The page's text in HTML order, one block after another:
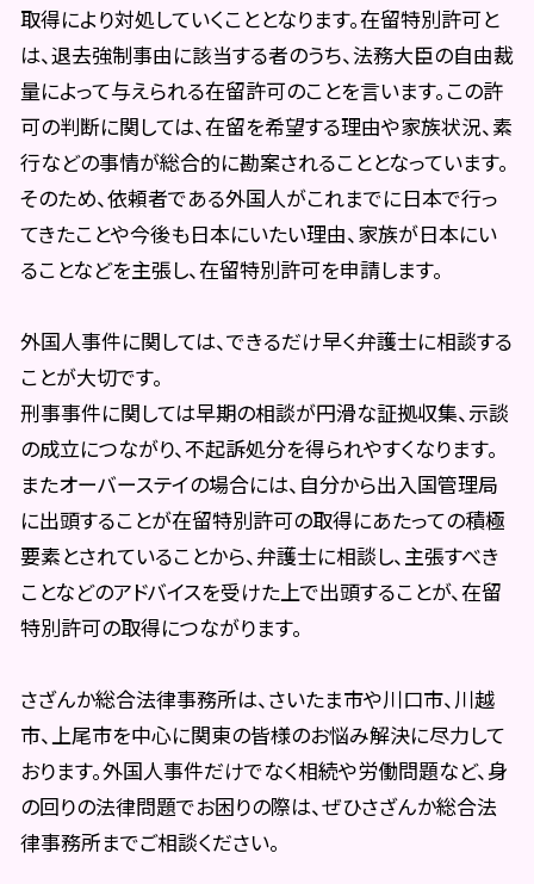
取得により対処していくこととなります。在留特別許可と
は、退去強制事由に該当する者のうち、法務大臣の自由裁
量によって与えられる在留許可のことを言います。この許
可の判断に関しては、在留を希望する理由や家族状況、素
行などの事情が総合的に勘案されることとなっています。
そのため、依頼者である外国人がこれまでに日本で行っ
てきたことや今後も日本にいたい理由、家族が日本にい
ることなどを主張し、在留特別許可を申請します。
外国人事件に関しては、できるだけ早く弁護士に相談する
ことが大切です。
刑事事件に関しては早期の相談が円滑な証拠収集、示談
の成立につながり、不起訴処分を得られやすくなります。
またオーバーステイの場合には、自分から出入国管理局
に出頭することが在留特別許可の取得にあたっての積極
要素とされていることから、弁護士に相談し、主張すべき
ことなどのアドバイスを受けた上で出頭することが、在留
特別許可の取得につながります。
さざんか総合法律事務所は、さいたま市や川口市、川越
市、上尾市を中心に関東の皆様のお悩み解決に尽力して
おります。外国人事件だけでなく相続や労働問題など、身
の回りの法律問題でお困りの際は、ぜひさざんか総合法
律事務所までご相談ください。